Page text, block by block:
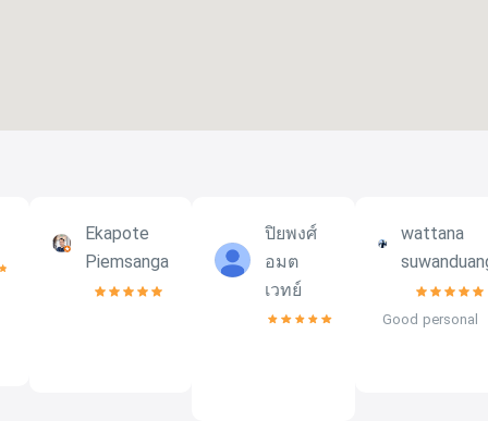
Ekapote
Piemsanga
ปิยพงศ์
อมต
เวทย์
wattana
Good personal